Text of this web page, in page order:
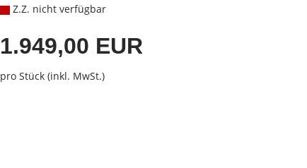
Z.Z. nicht verfügbar
1.949,00 EUR
pro Stück (inkl. MwSt.)